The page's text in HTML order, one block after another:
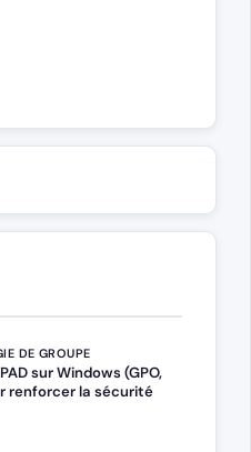
DE GROUPE
sur Windows (GPO,
renforcer la sécurité